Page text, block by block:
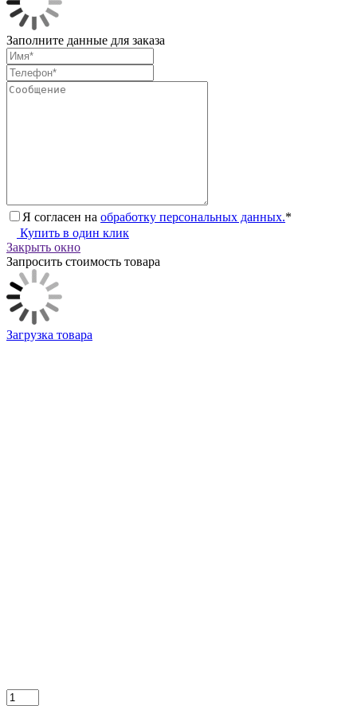
Заполните данные для заказа
Я согласен на обработку персональных данных.*
Купить в один клик
Закрыть окно
Запросить стоимость товара
Загрузка товара